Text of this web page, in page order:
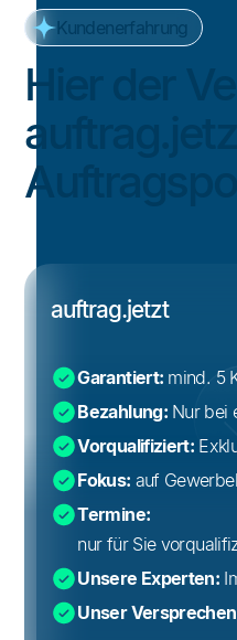
Kundenerfahrung
Hier der
auftrag.jetzt
Garantiert: mind. 5
Bezahlung: Nur bei
Vorqualifiziert:
Fokus: auf
Termine:
nur für Sie
Unsere Experten:
Unser